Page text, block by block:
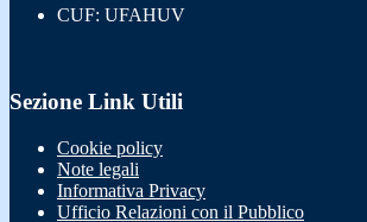
CUF: UFAHUV
Sezione Link Utili
Cookie policy
Note legali
Informativa Privacy
Ufficio Relazioni con il Pubblico